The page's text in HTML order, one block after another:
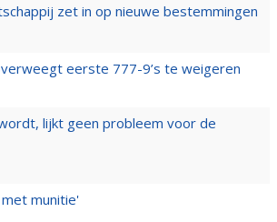
zet in op nieuwe bestemmingen
eerste 777-9’s te weigeren
lijkt geen probleem voor de
munitie'